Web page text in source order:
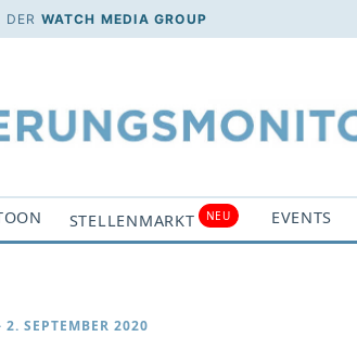
WATCH MEDIA GROUP
STELLENMARKT NEU EVENTS
2. SEPTEMBER 2020